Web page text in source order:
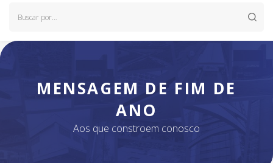
MENSAGEM DE FIM DE
ANO
Aos que constroem conosco